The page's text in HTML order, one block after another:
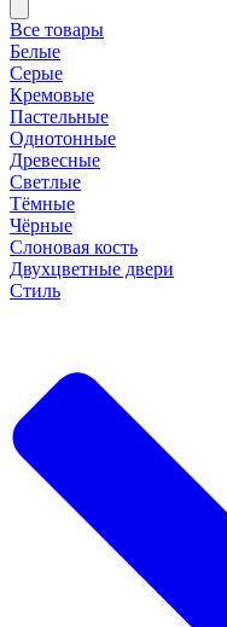
Все товары
Белые
Серые
Кремовые
Пастельные
Однотонные
Древесные
Светлые
Тёмные
Чёрные
Слоновая кость
Двухцветные двери
Стиль